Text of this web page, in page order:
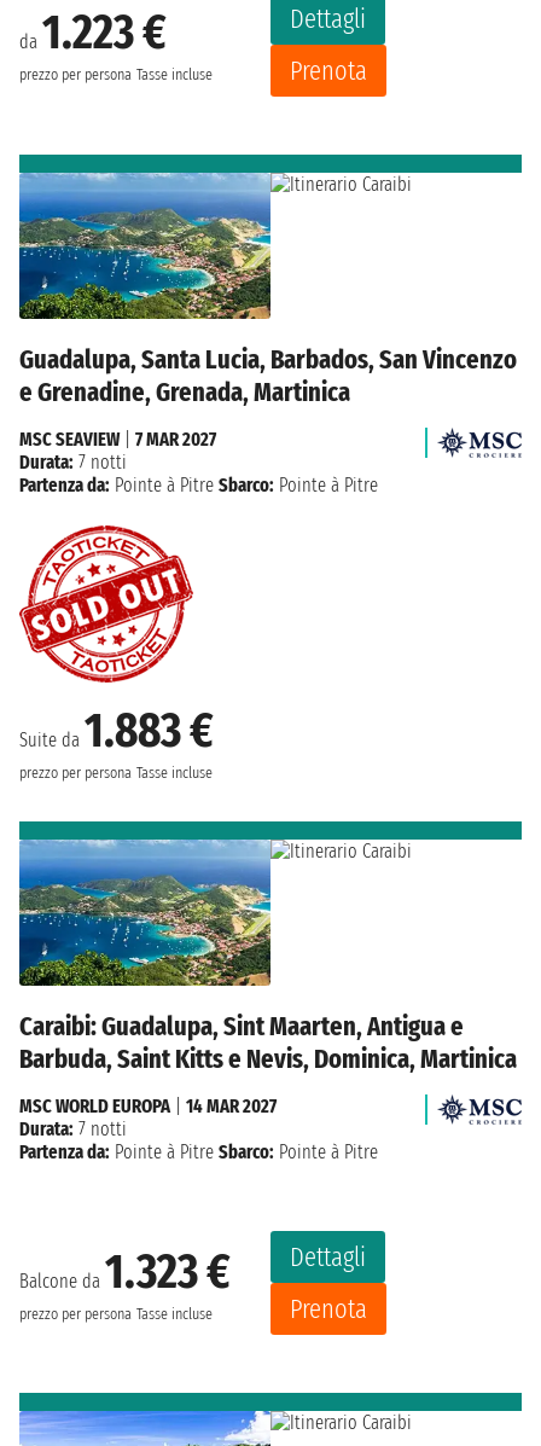
da 1.223 €
prezzo per persona Tasse incluse
Dettagli
Prenota
Guadalupa, Santa Lucia, Barbados, San Vincenzo
e Grenadine, Grenada, Martinica
Suite da 1.883 €
prezzo per persona Tasse incluse
MSC SEAVIEW| 7 MAR 2027
Durata: 7 notti
Partenza da: Pointe à Pitre Sbarco: Pointe à Pitre
Caraibi: Guadalupa, Sint Maarten, Antigua e
Barbuda, Saint Kitts e Nevis, Dominica, Martinica
Balcone da 1.323 €
prezzo per persona Tasse incluse
Dettagli
Prenota
MSC WORLD EUROPA| 14 MAR 2027
Durata: 7 notti
Partenza da: Pointe à Pitre Sbarco: Pointe à Pitre